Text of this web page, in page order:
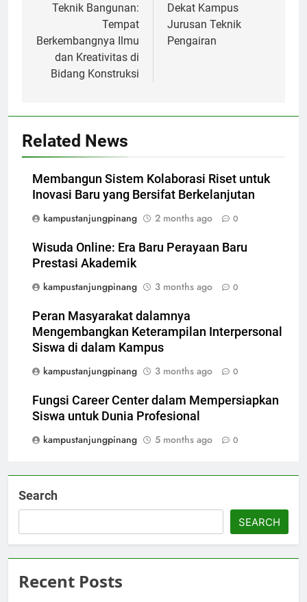
Teknik Bangunan:
Tempat
Berkembangnya Ilmu
dan Kreativitas di
Bidang Konstruksi
Dekat Kampus
Jurusan Teknik
Pengairan
Related News
Membangun Sistem Kolaborasi Riset untuk
Inovasi Baru yang Bersifat Berkelanjutan
kampustanjungpinang
2 months ago 0
Wisuda Online: Era Baru Perayaan Baru
Prestasi Akademik
kampustanjungpinang
3 months ago 0
Peran Masyarakat dalamnya
Mengembangkan Keterampilan Interpersonal
Siswa di dalam Kampus
kampustanjungpinang
3 months ago 0
Fungsi Career Center dalam Mempersiapkan
Siswa untuk Dunia Profesional
kampustanjungpinang
5 months ago 0
Search
SEARCH
Recent Posts